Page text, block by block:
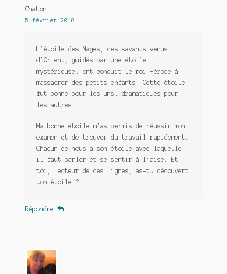
Chaton
5 février 2018
L’étoile des Mages, ces savants venus
d’Orient, guidés par une étoile
mystérieuse, ont conduit le roi Hérode à
massacrer des petits enfants. Cette étoile
fut bonne pour les uns, dramatiques pour
les autres.
Ma bonne étoile m’as permis de réussir mon
examen et de trouver du travail rapidement.
Chacun de nous a son étoile avec laquelle
il faut parler et se sentir à l’aise. Et
toi, lecteur de ces lignes, as-tu découvert
ton étoile ?
Répondre